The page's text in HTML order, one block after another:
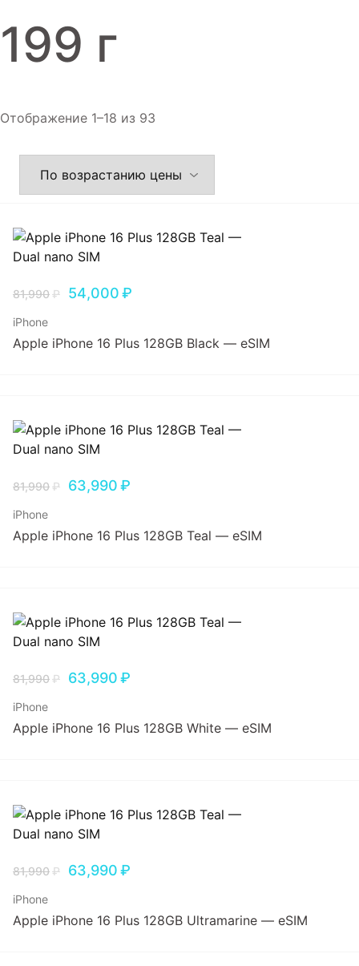
Аксессуары
199 г
Отображение 1–18 из 93
81,990₽ 54,000₽
iPhone
Apple iPhone 16 Plus 128GB Black — eSIM
81,990₽ 63,990₽
iPhone
Apple iPhone 16 Plus 128GB Teal — eSIM
81,990₽ 63,990₽
iPhone
Apple iPhone 16 Plus 128GB White — eSIM
81,990₽ 63,990₽
iPhone
Apple iPhone 16 Plus 128GB Ultramarine — eSIM